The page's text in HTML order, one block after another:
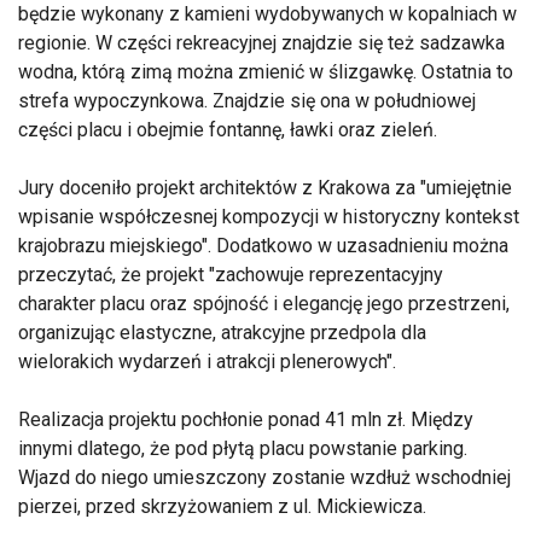
będzie wykonany z kamieni wydobywanych w kopalniach w
regionie. W części rekreacyjnej znajdzie się też sadzawka
wodna, którą zimą można zmienić w ślizgawkę. Ostatnia to
strefa wypoczynkowa. Znajdzie się ona w południowej
części placu i obejmie fontannę, ławki oraz zieleń.
Jury doceniło projekt architektów z Krakowa za "umiejętnie
wpisanie współczesnej kompozycji w historyczny kontekst
krajobrazu miejskiego". Dodatkowo w uzasadnieniu można
przeczytać, że projekt "zachowuje reprezentacyjny
charakter placu oraz spójność i elegancję jego przestrzeni,
organizując elastyczne, atrakcyjne przedpola dla
wielorakich wydarzeń i atrakcji plenerowych".
Realizacja projektu pochłonie ponad 41 mln zł. Między
innymi dlatego, że pod płytą placu powstanie parking.
Wjazd do niego umieszczony zostanie wzdłuż wschodniej
pierzei, przed skrzyżowaniem z ul. Mickiewicza.